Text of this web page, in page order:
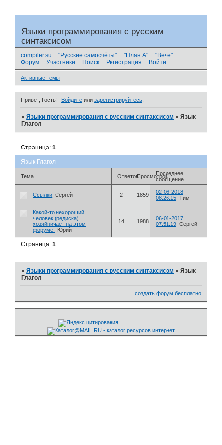
Языки программирования с русским
синтаксисом
compiler.su "Русские самосчёты" "План А"
"Вече"
Форум
Участники Поиск Регистрация Войти
Активные темы
Привет, Гость! Войдитеили зарегистрируйтесь.
»Языки программирования с русским синтаксисом »Язык
Глагол
Язык Глагол
Страница:1
Тема ОтветовПросмотровПоследнее
сообщение
Ссылки Сергей 2 1859
02-06-2018
08:26:15 Тим
Какой-то нехороший
человек (редиска)
хозяйничает на этом
форуме.
Юрий
14 1988
06-01-2017
07:51:19 Сергей
Страница:1
»Языки программирования с русским синтаксисом »Язык
Глагол
создать форум бесплатно